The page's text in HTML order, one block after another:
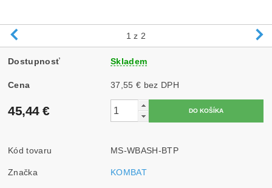
1 z 2
Dostupnosť Skladem
Cena 37,55 € bez DPH
45,44 €
Kód tovaru MS-WBASH-BTP
Značka KOMBAT